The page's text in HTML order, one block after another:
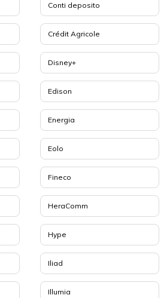
Conti deposito
Crédit Agricole
Disney+
Edison
Energia
Eolo
Fineco
HeraComm
Hype
Iliad
Illumia